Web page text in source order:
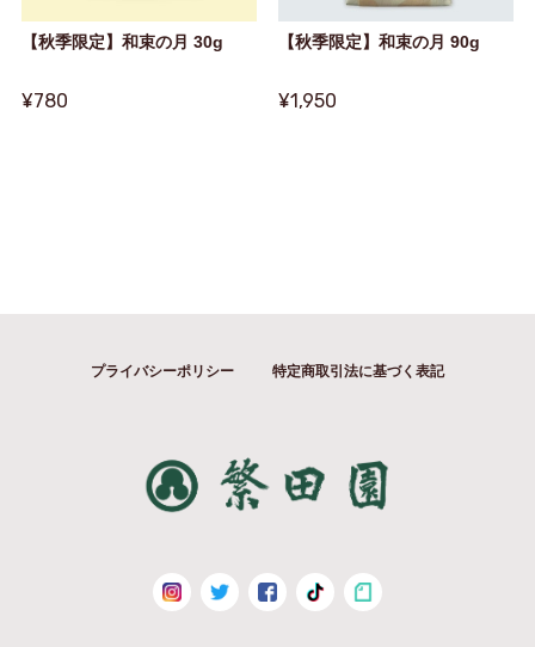
【秋季限定】和束の月 30g
¥780
【秋季限定】和束の月 90g
¥1,950
プライバシーポリシー 特定商取引法に基づく表記